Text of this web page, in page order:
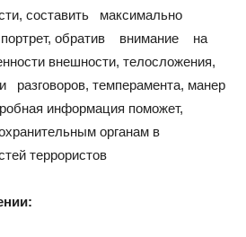
составить максимально
обратив внимание на
внешности, телосложения,
темперамента, манер
информация поможет,
органам в
террористов